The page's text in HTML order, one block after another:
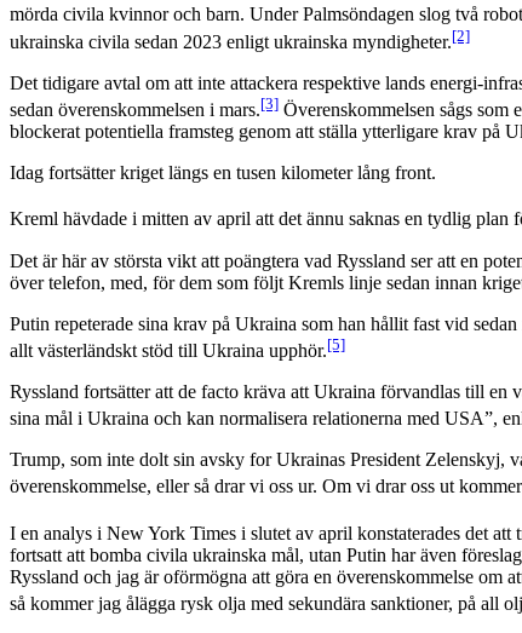
mörda civila kvinnor och barn. Under Palmsöndagen slog två
ukrainska civila sedan 2023 enligt ukrainska myndigheter.[2]
Det tidigare avtal om att inte attackera respektive lands energi-
sedan överenskommelsen i mars.[3] Överenskommelsen sågs som
blockerat potentiella framsteg genom att ställa ytterligare krav på
Idag fortsätter kriget längs en tusen kilometer lång front.
Kreml hävdade i mitten av april att det ännu saknas en tydlig
Det är här av största vikt att poängtera vad Ryssland ser att en
över telefon, med, för dem som följt Kremls linje sedan innan
Putin repeterade sina krav på Ukraina som han hållit fast vid
allt västerländskt stöd till Ukraina upphör.[5]
Ryssland fortsätter att de facto kräva att Ukraina förvandlas till en
sina mål i Ukraina och kan normalisera relationerna med USA”,
Trump, som inte dolt sin avsky for Ukrainas President Zelenskyj,
överenskommelse, eller så drar vi oss ur. Om vi drar oss ut
I en analys i New York Times i slutet av april konstaterades det
fortsatt att bomba civila ukrainska mål, utan Putin har även
Ryssland och jag är oförmögna att göra en överenskommelse om
så kommer jag ålägga rysk olja med sekundära sanktioner, på all